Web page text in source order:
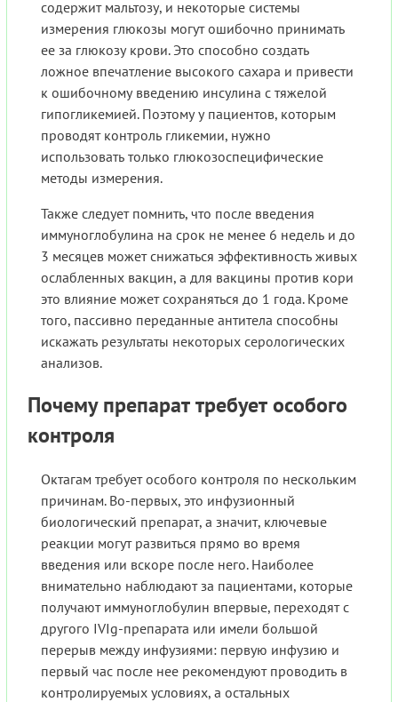
содержит мальтозу, и некоторые системы
измерения глюкозы могут ошибочно принимать
ее за глюкозу крови. Это способно создать
ложное впечатление высокого сахара и привести
к ошибочному введению инсулина с тяжелой
гипогликемией. Поэтому у пациентов, которым
проводят контроль гликемии, нужно
использовать только глюкозоспецифические
методы измерения.
Также следует помнить, что после введения
иммуноглобулина на срок не менее 6 недель и до
3 месяцев может снижаться эффективность живых
ослабленных вакцин, а для вакцины против кори
это влияние может сохраняться до 1 года. Кроме
того, пассивно переданные антитела способны
искажать результаты некоторых серологических
анализов.
Почему препарат требует особого
контроля
Октагам требует особого контроля по нескольким
причинам. Во-первых, это инфузионный
биологический препарат, а значит, ключевые
реакции могут развиться прямо во время
введения или вскоре после него. Наиболее
внимательно наблюдают за пациентами, которые
получают иммуноглобулин впервые, переходят с
другого IVIg-препарата или имели большой
перерыв между инфузиями: первую инфузию и
первый час после нее рекомендуют проводить в
контролируемых условиях, а остальных